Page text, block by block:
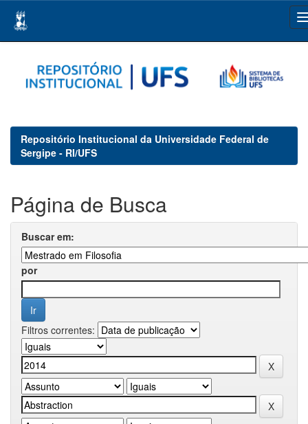
navigation
Repositório Institucional da Universidade Federal de
Sergipe - RI/UFS
Página de Busca
Buscar em:
por
Filtros correntes: